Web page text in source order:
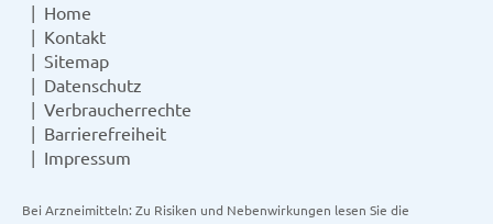
Home
Kontakt
Sitemap
Datenschutz
Verbraucherrechte
Barrierefreiheit
Impressum
Bei Arzneimitteln: Zu Risiken und Nebenwirkungen lesen Sie die